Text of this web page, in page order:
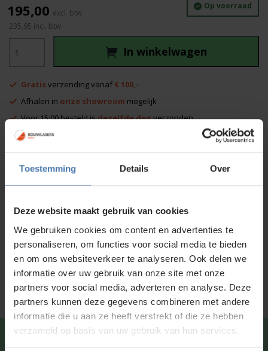
Toestemming Details Over
Deze website maakt gebruik van cookies
We gebruiken cookies om content en advertenties te
personaliseren, om functies voor social media te bieden
en om ons websiteverkeer te analyseren. Ook delen we
informatie over uw gebruik van onze site met onze
partners voor social media, adverteren en analyse. Deze
partners kunnen deze gegevens combineren met andere
informatie die u aan ze heeft verstrekt of die ze hebben
verzameld op basis van uw gebruik van hun services.
Op voorraad
RGR
200
235,95 incl. btw
In winkelwagen
195,00
Gratis verzending vanaf € 100,-
Afhalen in onze showroom mogelijk
Voor 15:00 besteld isdezelfde dagverzonden
Specificaties
Standaard meegeleverd
Downloads
Service en kalibratie
Snel en direct contact?